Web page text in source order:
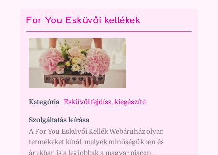
For You Esküvői kellékek
Kategória Esküvői fejdísz, kiegészítő
Szolgáltatás leírása
A For You Esküvői Kellék Webáruház olyan
termékeket kínál, melyek minőségükben és
árukban is a legjobbak a magyar piacon.